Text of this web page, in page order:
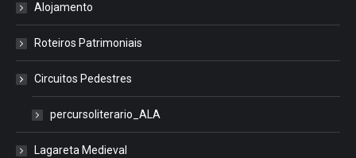
Alojamento
Roteiros Patrimoniais
Circuitos Pedestres
percursoliterario_ALA
Lagareta Medieval